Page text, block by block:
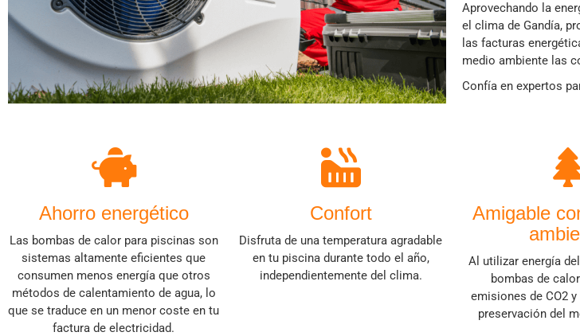
Aprovechando la
el clima de Gandía,
las facturas
medio ambiente las
Confía en expertos
Ahorro energético
Las bombas de calor para piscinas son
sistemas altamente eficientes que
consumen menos energía que otros
métodos de calentamiento de agua, lo
que se traduce en un menor coste en tu
factura de electricidad.
Confort
Disfruta de una temperatura agradable
en tu piscina durante todo el año,
independientemente del clima.
Amigable
Al utilizar energía
bombas de
emisiones de CO2
preservación del